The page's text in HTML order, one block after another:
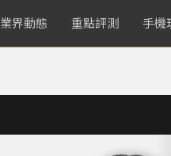
業界動態 重點評測 手機